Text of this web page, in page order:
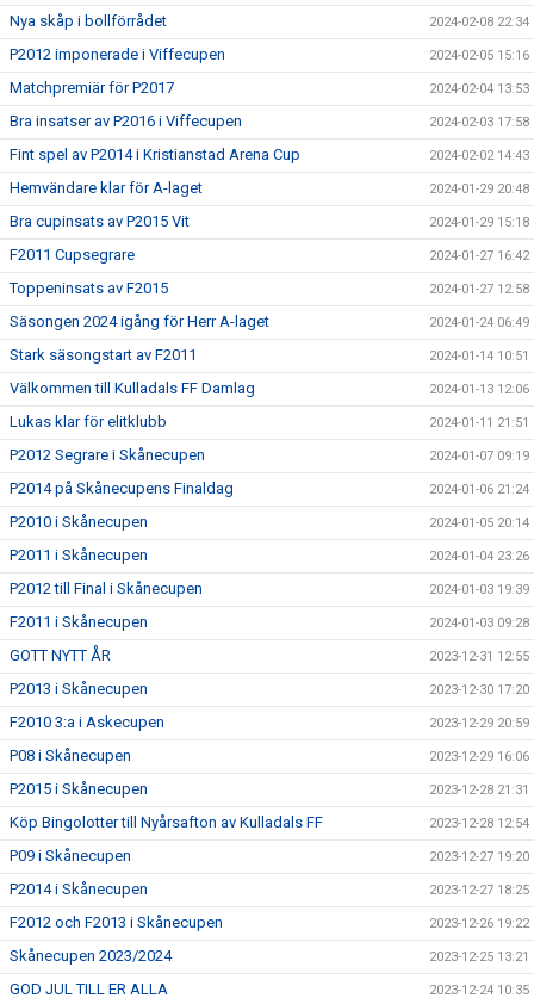
Nya skåp i bollförrådet 2024-02-08 22:34
P2012 imponerade i Viffecupen 2024-02-05 15:16
Matchpremiär för P2017 2024-02-04 13:53
Bra insatser av P2016 i Viffecupen 2024-02-03 17:58
Fint spel av P2014 i Kristianstad Arena Cup 2024-02-02 14:43
Hemvändare klar för A-laget 2024-01-29 20:48
Bra cupinsats av P2015 Vit 2024-01-29 15:18
F2011 Cupsegrare 2024-01-27 16:42
Toppeninsats av F2015 2024-01-27 12:58
Säsongen 2024 igång för Herr A-laget 2024-01-24 06:49
Stark säsongstart av F2011 2024-01-14 10:51
Välkommen till Kulladals FF Damlag 2024-01-13 12:06
Lukas klar för elitklubb 2024-01-11 21:51
P2012 Segrare i Skånecupen 2024-01-07 09:19
P2014 på Skånecupens Finaldag 2024-01-06 21:24
P2010 i Skånecupen 2024-01-05 20:14
P2011 i Skånecupen 2024-01-04 23:26
P2012 till Final i Skånecupen 2024-01-03 19:39
F2011 i Skånecupen 2024-01-03 09:28
GOTT NYTT ÅR 2023-12-31 12:55
P2013 i Skånecupen 2023-12-30 17:20
F2010 3:a i Askecupen 2023-12-29 20:59
P08 i Skånecupen 2023-12-29 16:06
P2015 i Skånecupen 2023-12-28 21:31
Köp Bingolotter till Nyårsafton av Kulladals FF 2023-12-28 12:54
P09 i Skånecupen 2023-12-27 19:20
P2014 i Skånecupen 2023-12-27 18:25
F2012 och F2013 i Skånecupen 2023-12-26 19:22
Skånecupen 2023/2024 2023-12-25 13:21
GOD JUL TILL ER ALLA 2023-12-24 10:35